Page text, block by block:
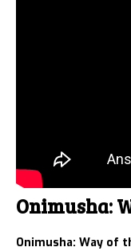
Onimusha:
Onimusha: Way of